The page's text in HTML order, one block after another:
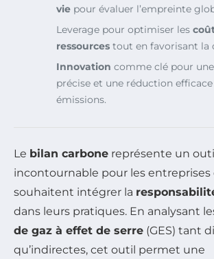
vie pour évaluer l’empreinte
Leverage pour optimiser les
ressources tout en favorisant la
Innovation comme clé pour
précise et une réduction efficace
émissions.
Le bilan carbone représente un
incontournable pour les entreprises
souhaitent intégrer la
dans leurs pratiques. En analysant
de gaz à effet de serre (GES) tant
qu’indirectes, cet outil permet une